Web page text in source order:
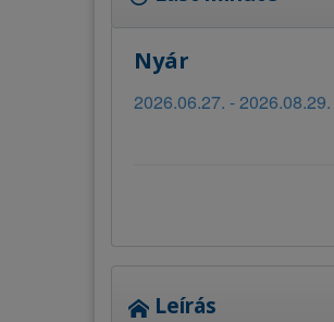
Nyár
2026.06.27. - 2026.08.29.
Leírás